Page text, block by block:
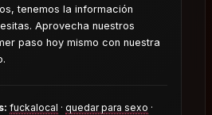
tenemos la información
Aprovecha nuestros
paso hoy mismo con nuestra
fuckalocal · quedar para sexo ·